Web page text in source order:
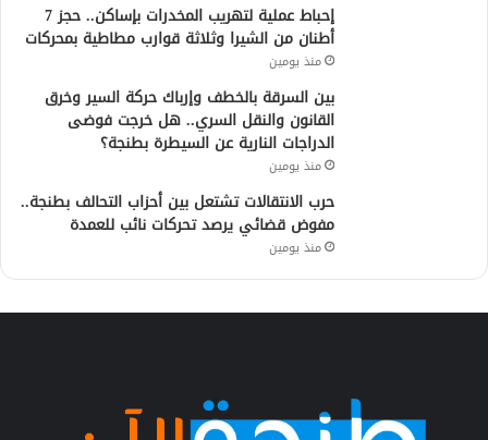
إحباط عملية لتهريب المخدرات بإساكن.. حجز 7
أطنان من الشيرا وثلاثة قوارب مطاطية بمحركات
منذ يومين
بين السرقة بالخطف وإرباك حركة السير وخرق
القانون والنقل السري.. هل خرجت فوضى
الدراجات النارية عن السيطرة بطنجة؟
منذ يومين
حرب الانتقالات تشتعل بين أحزاب التحالف بطنجة..
مفوض قضائي يرصد تحركات نائب للعمدة
منذ يومين